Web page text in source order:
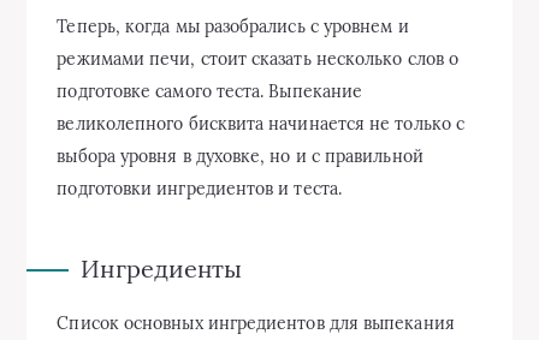
Теперь, когда мы разобрались с уровнем и
режимами печи, стоит сказать несколько слов о
подготовке самого теста. Выпекание
великолепного бисквита начинается не только с
выбора уровня в духовке, но и с правильной
подготовки ингредиентов и теста.
Ингредиенты
Список основных ингредиентов для выпекания